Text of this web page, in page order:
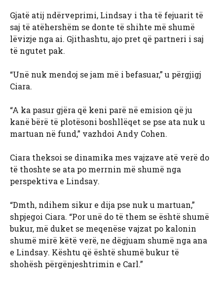
Gjatë atij ndërveprimi, Lindsay i tha të fejuarit të
saj të atëhershëm se donte të shihte më shumë
lëvizje nga ai. Gjithashtu, ajo pret që partneri i saj
të ngutet pak.
“Unë nuk mendoj se jam më i befasuar,” u përgjigj
Ciara.
“A ka pasur gjëra që keni parë në emision që ju
kanë bërë të plotësoni boshllëqet se pse ata nuk u
martuan në fund,” vazhdoi Andy Cohen.
Ciara theksoi se dinamika mes vajzave atë verë do
të thoshte se ata po merrnin më shumë nga
perspektiva e Lindsay.
“Dmth, ndihem sikur e dija pse nuk u martuan,”
shpjegoi Ciara. “Por unë do të them se është shumë
bukur, më duket se meqenëse vajzat po kalonin
shumë mirë këtë verë, ne dëgjuam shumë nga ana
e Lindsay. Kështu që është shumë bukur të
shohësh përgënjeshtrimin e Carl.”